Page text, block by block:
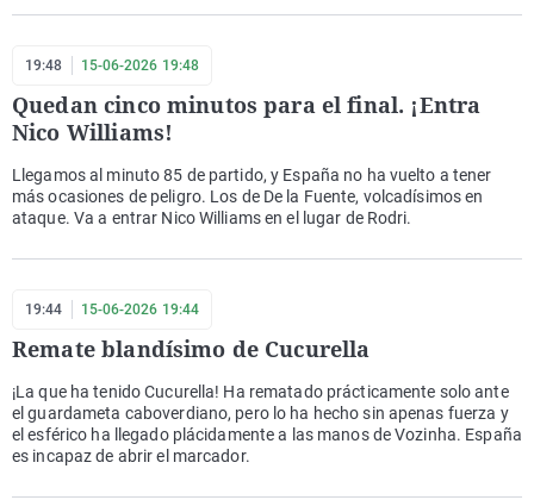
19:48 15-06-2026 19:48
Quedan cinco minutos para el final. ¡Entra
Nico Williams!
Llegamos al minuto 85 de partido, y España no ha vuelto a tener
más ocasiones de peligro. Los de De la Fuente, volcadísimos en
ataque. Va a entrar Nico Williams en el lugar de Rodri.
19:44 15-06-2026 19:44
Remate blandísimo de Cucurella
¡La que ha tenido Cucurella! Ha rematado prácticamente solo ante
el guardameta caboverdiano, pero lo ha hecho sin apenas fuerza y
el esférico ha llegado plácidamente a las manos de Vozinha. España
es incapaz de abrir el marcador.